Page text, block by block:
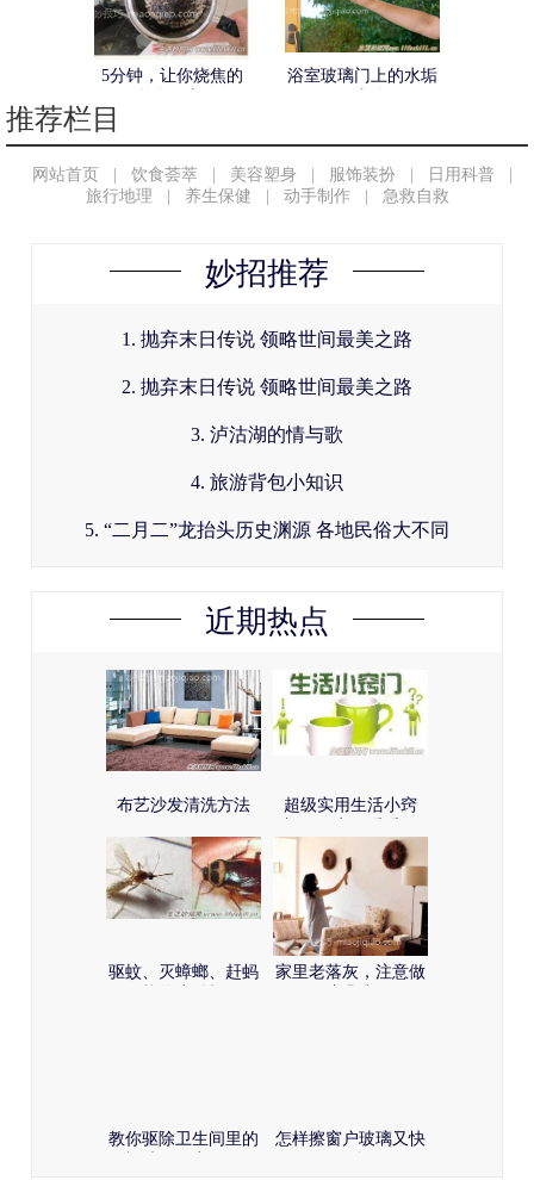
5分钟，让你烧焦的
浴室玻璃门上的水垢
推荐栏目
网站首页 | 饮食荟萃 | 美容塑身 | 服饰装扮 | 日用科普
|
旅行地理
| 养生保健 | 动手制作 | 急救自救
妙招推荐
1. 抛弃末日传说 领略世间最美之路
2. 抛弃末日传说 领略世间最美之路
3. 泸沽湖的情与歌
4. 旅游背包小知识
5. “二月二”龙抬头历史渊源 各地民俗大不同
近期热点
布艺沙发清洗方法
超级实用生活小窍
驱蚊、灭蟑螂、赶蚂
家里老落灰，注意做
教你驱除卫生间里的
怎样擦窗户玻璃又快